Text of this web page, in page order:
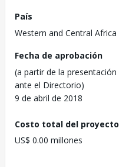
País
Western and Central Africa
Fecha de aprobación
(a partir de la presentación
ante el Directorio)
9 de abril de 2018
Costo total del proyecto
US$ 0.00 millones